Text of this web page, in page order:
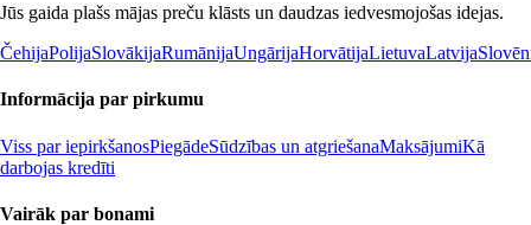
Jūs gaida plašs mājas preču klāsts un daudzas iedvesmojošas idejas.
ČehijaPolijaSlovākijaRumānijaUngārijaHorvātijaLietuvaLatvija
Informācija par pirkumu
Viss par iepirkšanosPiegādeSūdzības un atgriešanaMaksājumiKā
darbojas kredīti
Vairāk par bonami